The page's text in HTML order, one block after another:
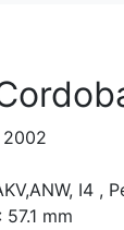
2002
I4 ,
mm